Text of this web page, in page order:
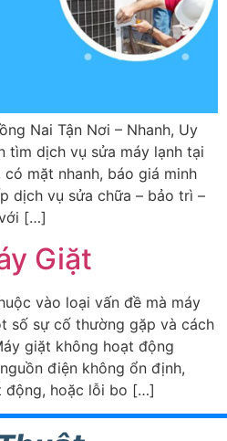
Nai Tận Nơi – Nhanh, Uy
tìm dịch vụ sửa máy lạnh tại
mặt nhanh, báo giá minh
dịch vụ sửa chữa – bảo trì –
[…]
Giặt
vào loại vấn đề mà máy
số sự cố thường gặp và cách
giặt không hoạt động
điện không ổn định,
động, hoặc lỗi bo […]